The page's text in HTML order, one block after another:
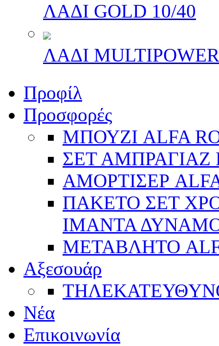
ΛΑΔΙ GOLD 10/40
ΛΑΔΙ
Προφίλ
Προσφορές
ΜΠΟΥΖΙ ALFA
ΣΕΤ ΑΜΠΡΑΓΙΑΖ
ΑΜΟΡΤΙΣΕΡ
ΠΑΚΕΤΟ ΣΕΤ
ΙΜΑΝΤΑ ΔΥΝΑΜΟ
ΜΕΤΑΒΛΗΤΟ
Αξεσουάρ
Νέα
Επικοινωνία